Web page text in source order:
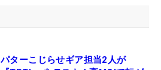
パターこじらせギア担当2人が